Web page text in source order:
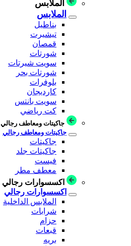
الملابس
الملابس
بناطيل
تيشيرت
قمصان
شورتات
سويت شيرتات
شورتات بحر
بلوفرات
كارديجان
سويت بانتس
كت رياضي
جاكيتات ومعاطف رجالي
جاكيتات ومعاطف رجالي
جاكيتات
جاكيتات جلد
فيست
معطف مطر
اكسسوارات رجالي
اكسسوارات رجالي
الملابس الداخلية
شرابات
حزام
قبعات
بريه